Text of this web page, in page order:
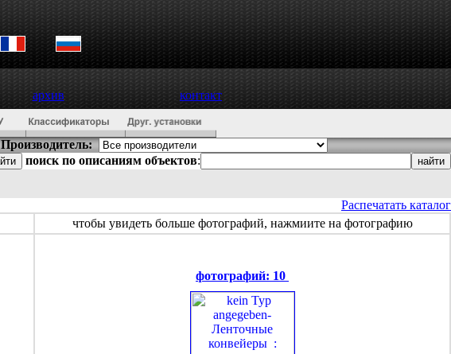
архив контакт
Производитель:
поиск по описаниям объектов:
Распечатать каталог
чтобы увидеть больше фотографий, нажмиите на фотографию
фотографий: 10